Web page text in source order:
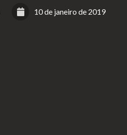
10 de janeiro de 2019